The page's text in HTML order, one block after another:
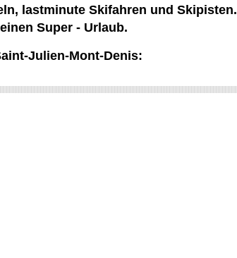
lastminute Skifahren und Skipisten.
Super - Urlaub.
Julien-Mont-Denis: